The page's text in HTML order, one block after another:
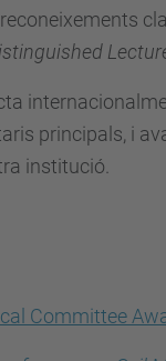
principals, i
institució.
Committee